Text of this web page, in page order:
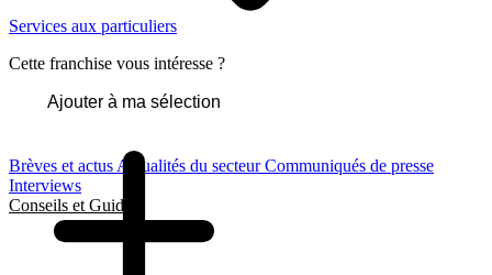
Brèves et actus Actualités du secteurCommuniqués de presse
Interviews
Conseils et Guides
Services aux particuliers
Cette franchise vous intéresse ?
Ajouter à ma sélection